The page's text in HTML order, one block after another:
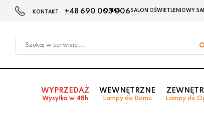
w
KONTAKT +48 690 003 006
O NAS SALON OŚWIETLENIOWY
WYPRZEDAŻ
Wysyłka w 48h
WEWNĘTRZNE
Lampy do Domu Lampy do